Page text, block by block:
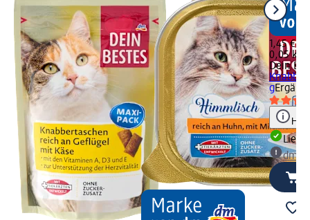
1,45 €
0,05 kg
Dein
g
dm